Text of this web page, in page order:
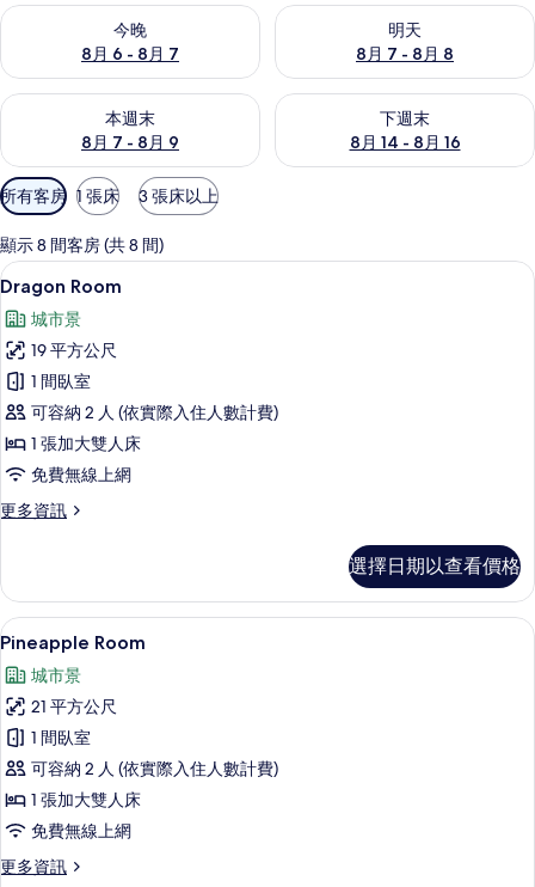
今晚
8月 6 - 8月 7
查看今晚 (8月 6 - 8月 7) 的供應情況
明天
8月 7 - 8月 8
查看明天 (8月 7 - 8月 8) 的供
本週末
8月 7 - 8月 9
查看本週末 (8月 7 - 8月 9) 的供應情況
下週末
8月 14 - 8月 16
查看下週末 (8月 14 - 8月 16)
可
用
的
客
房
篩
選
條
件
所有客房 1 張床 3 張床以上
顯示 8 間客房 (共 8 間)
顯
示
Dragon
Room
的
所
有
相
片
Dragon Room | 義大利 Frette 床單、
2
Dragon Room
城市景
19 平方公尺
1 間臥室
可容納 2 人 (依實際入住人數計費)
1 張加大雙人床
免費無線上網
更多資訊
更
的
詳
情
選擇日期以查看價格
顯
示
Pineapple
Room
的
所
有
相
片
Pineapple Room | 義大利 Frette 床單
3
Pineapple Room
城市景
21 平方公尺
1 間臥室
可容納 2 人 (依實際入住人數計費)
1 張加大雙人床
免費無線上網
更多資訊
更